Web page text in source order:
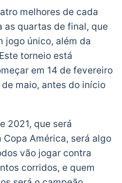
melhores de cada
as quartas de final, que
jogo único, além da
torneio está
em 14 de fevereiro
maio, antes do início
2021, que será
América, será algo
vão jogar contra
corridos, e quem